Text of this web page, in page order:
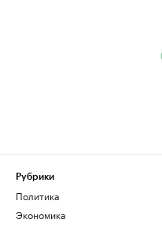
Рубрики
Политика
Экономика